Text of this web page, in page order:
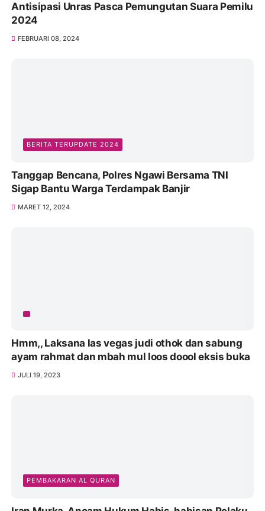
Antisipasi Unras Pasca Pemungutan Suara Pemilu
2024
FEBRUARI 08, 2024
BERITA TERUPDATE 2024
Tanggap Bencana, Polres Ngawi Bersama TNI
Sigap Bantu Warga Terdampak Banjir
MARET 12, 2024
Hmm,, Laksana las vegas judi othok dan sabung
ayam rahmat dan mbah mul loos doool eksis buka
JULI 19, 2023
PEMBAKARAN AL QURAN